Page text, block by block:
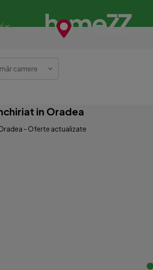
camere
in Oradea
- Oferte actualizate